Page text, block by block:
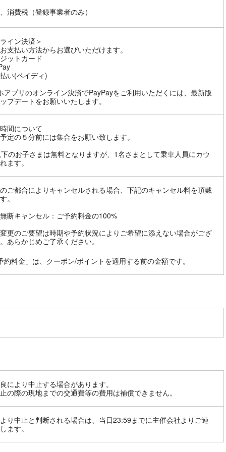
消費税（登録事業者のみ）
イン決済＞
支払い方法からお選びいただけます。
ットカード
い(ペイディ)
アプリのオンライン決済でPayPayをご利用いただくには、最新版
プデートをお願いいたします。
間について
定の５分前には集合をお願い致します。
のお子さまは無料となりますが、1名さまとして乗車人員にカウ
ます。
ご都合によりキャンセルされる場合、下記のキャンセル料を頂戴
。
断キャンセル：ご予約料金の100%
更のご要望は時期や予約状況によりご希望に添えない場合がござ
あらかじめご了承ください。
約料金」は、クーポン/ポイントを適用する前の金額です。
により中止する場合があります。
の際の現地までの交通費等の費用は補償できません。
り中止と判断される場合は、当日23:59までに主催会社よりご連
ます。